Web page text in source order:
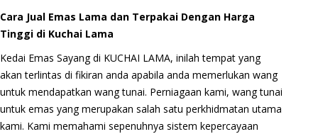
Cara Jual Emas Lama dan Terpakai Dengan Harga
Tinggi di Kuchai Lama
Kedai Emas Sayang di KUCHAI LAMA, inilah tempat yang
akan terlintas di fikiran anda apabila anda memerlukan wang
untuk mendapatkan wang tunai. Perniagaan kami, wang tunai
untuk emas yang merupakan salah satu perkhidmatan utama
kami. Kami memahami sepenuhnya sistem kepercayaan